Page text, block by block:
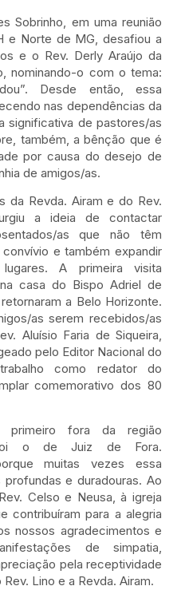
Sobrinho, em uma reunião
e Norte de MG, desafiou a
e o Rev. Derly Araújo da
nominando-o com o tema:
Desde então, essa
nas dependências da
significativa de pastores/as
também, a bênção que é
por causa do desejo de
de amigos/as.
da Revda. Airam e do Rev.
a ideia de contactar
as que não têm
e também expandir
A primeira visita
casa do Bispo Adriel de
a Belo Horizonte.
as serem recebidos/as
Aluísio Faria de Siqueira,
pelo Editor Nacional do
como redator do
comemorativo dos 80
fora da região
o de Juiz de Fora.
muitas vezes essa
e duradouras. Ao
Celso e Neusa, à igreja
contribuíram para a alegria
nossos agradecimentos e
de simpatia,
pela receptividade
Lino e a Revda. Airam.